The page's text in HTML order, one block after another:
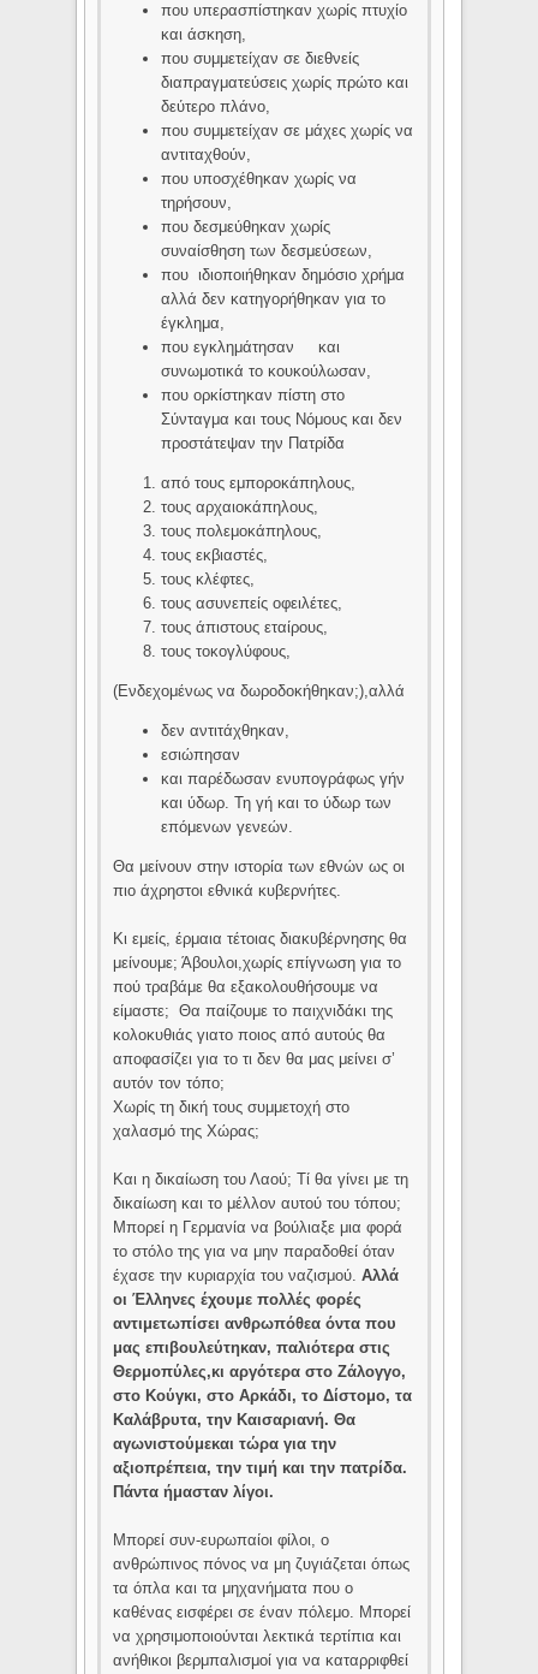
που υπερασπίστηκαν χωρίς πτυχίο
και άσκηση,
που συμμετείχαν σε διεθνείς
διαπραγματεύσεις χωρίς πρώτο και
δεύτερο πλάνο,
που συμμετείχαν σε μάχες χωρίς να
αντιταχθούν,
που υποσχέθηκαν χωρίς να
τηρήσουν,
που δεσμεύθηκαν χωρίς
συναίσθηση των δεσμεύσεων,
που ιδιοποιήθηκαν δημόσιο χρήμα
αλλά δεν κατηγορήθηκαν για το
έγκλημα,
που εγκλημάτησαν και
συνωμοτικά το κουκούλωσαν,
που ορκίστηκαν πίστη στο
Σύνταγμα και τους Νόμους και δεν
προστάτεψαν την Πατρίδα
από τους εμποροκάπηλους,
τους αρχαιοκάπηλους,
τους πολεμοκάπηλους,
τους εκβιαστές,
τους κλέφτες,
τους ασυνεπείς οφειλέτες,
τους άπιστους εταίρους,
τους τοκογλύφους,
(Ενδεχομένως να δωροδοκήθηκαν;),αλλά
δεν αντιτάχθηκαν,
εσιώπησαν
και παρέδωσαν ενυπογράφως γήν
και ύδωρ. Τη γή και το ύδωρ των
επόμενων γενεών.
Θα μείνουν στην ιστορία των εθνών ως οι
πιο άχρηστοι εθνικά κυβερνήτες.
Κι εμείς, έρμαια τέτοιας διακυβέρνησης θα
μείνουμε; Άβουλοι,χωρίς επίγνωση για το
πού τραβάμε θα εξακολουθήσουμε να
είμαστε; Θα παίζουμε το παιχνιδάκι της
κολοκυθιάς γιατο ποιος από αυτούς θα
αποφασίζει για το τι δεν θα μας μείνει σ’
αυτόν τον τόπο;
Χωρίς τη δική τους συμμετοχή στο
χαλασμό της Χώρας;
Και η δικαίωση του Λαού; Τί θα γίνει με τη
δικαίωση και το μέλλον αυτού του τόπου;
Μπορεί η Γερμανία να βούλιαξε μια φορά
το στόλο της για να μην παραδοθεί όταν
έχασε την κυριαρχία του ναζισμού.Αλλά
οι Έλληνες έχουμε πολλές φορές
αντιμετωπίσει ανθρωπόθεα όντα που
μας επιβουλεύτηκαν, παλιότερα στις
Θερμοπύλες,κι αργότερα στο Ζάλογγο,
στο Κούγκι, στο Αρκάδι, το Δίστομο, τα
Καλάβρυτα, την Καισαριανή. Θα
αγωνιστούμεκαι τώρα για την
αξιοπρέπεια, την τιμή και την πατρίδα.
Πάντα ήμασταν λίγοι.
Μπορεί συν-ευρωπαίοι φίλοι, ο
ανθρώπινος πόνος να μη ζυγιάζεται όπως
τα όπλα και τα μηχανήματα που ο
καθένας εισφέρει σε έναν πόλεμο. Μπορεί
να χρησιμοποιούνται λεκτικά τερτίπια και
ανήθικοι βερμπαλισμοί για να καταρριφθεί